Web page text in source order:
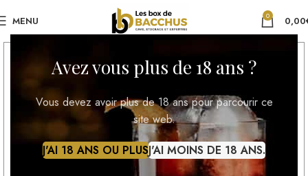
Avez vous plus de 18 ans ?
Vous devez avoir plus de 18 ans pour parcourir ce
site web.
J'AI 18 ANS OU PLUSJ'AI MOINS DE 18 ANS.
MENU 0 0,00